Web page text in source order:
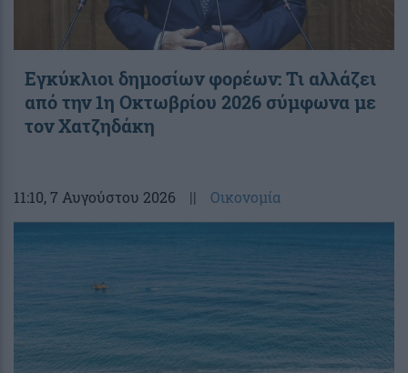
Εγκύκλιοι δημοσίων φορέων: Τι αλλάζει
από την 1η Οκτωβρίου 2026 σύμφωνα με
τον Χατζηδάκη
11:10, 7 Αυγούστου 2026 || Οικονομία